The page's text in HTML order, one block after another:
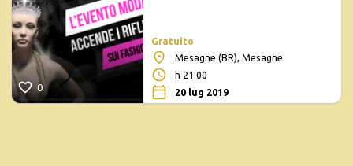
0
Gratuito
Mesagne (BR), Mesagne
h 21:00
20 lug 2019